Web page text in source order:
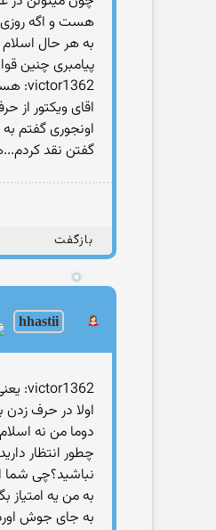
هست و اگه روزی
به هر حال
پیامبری چنین
victor1362: هستی خانم!ازخودت مایه بذار و نه از حرف من!!وای از دست تو!
اقای ویکتور از
اونجوری گفتم
گفتن نقد
بازگفت
hhastii
victor1362: یعنی تو حاضری وقتی شوهرت بره مسافرت به من بدی؟!!معنی حرفتو غیر اینه؟!
اولا در حرف
دوما من نه
چطور انتظار
نباشید؟چی شما
به من یه امتیاز
به جای جوش